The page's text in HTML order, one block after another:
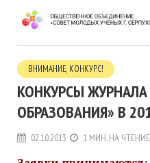
ВНИМАНИЕ, КОНКУРС!
КОНКУРСЫ
ОБРАЗОВАНИЯ» В
02.10.2013 1 МИН. НА ЧТЕНИЕ